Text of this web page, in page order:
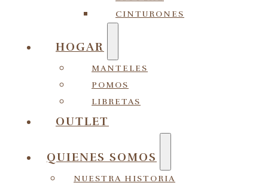
CINTURONES
HOGAR
MANTELES
POMOS
LIBRETAS
OUTLET
QUIENES SOMOS
NUESTRA HISTORIA